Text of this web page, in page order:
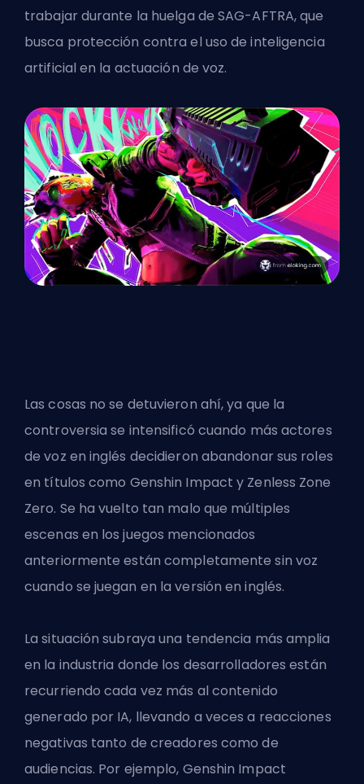
trabajar durante la huelga de SAG-AFTRA, que
busca protección contra el uso de inteligencia
artificial en la actuación de voz.
Las cosas no se detuvieron ahí, ya que la
controversia se intensificó cuando más actores
de voz en inglés decidieron abandonar sus roles
en títulos como Genshin Impact y Zenless Zone
Zero. Se ha vuelto tan malo que múltiples
escenas en los juegos mencionados
anteriormente están completamente sin voz
cuando se juegan en la versión en inglés.
La situación subraya una tendencia más amplia
en la industria donde los desarrolladores están
recurriendo cada vez más al contenido
generado por IA, llevando a veces a reacciones
negativas tanto de creadores como de
audiencias. Por ejemplo, Genshin Impact